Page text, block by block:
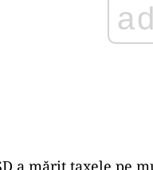
a mărit taxele pe